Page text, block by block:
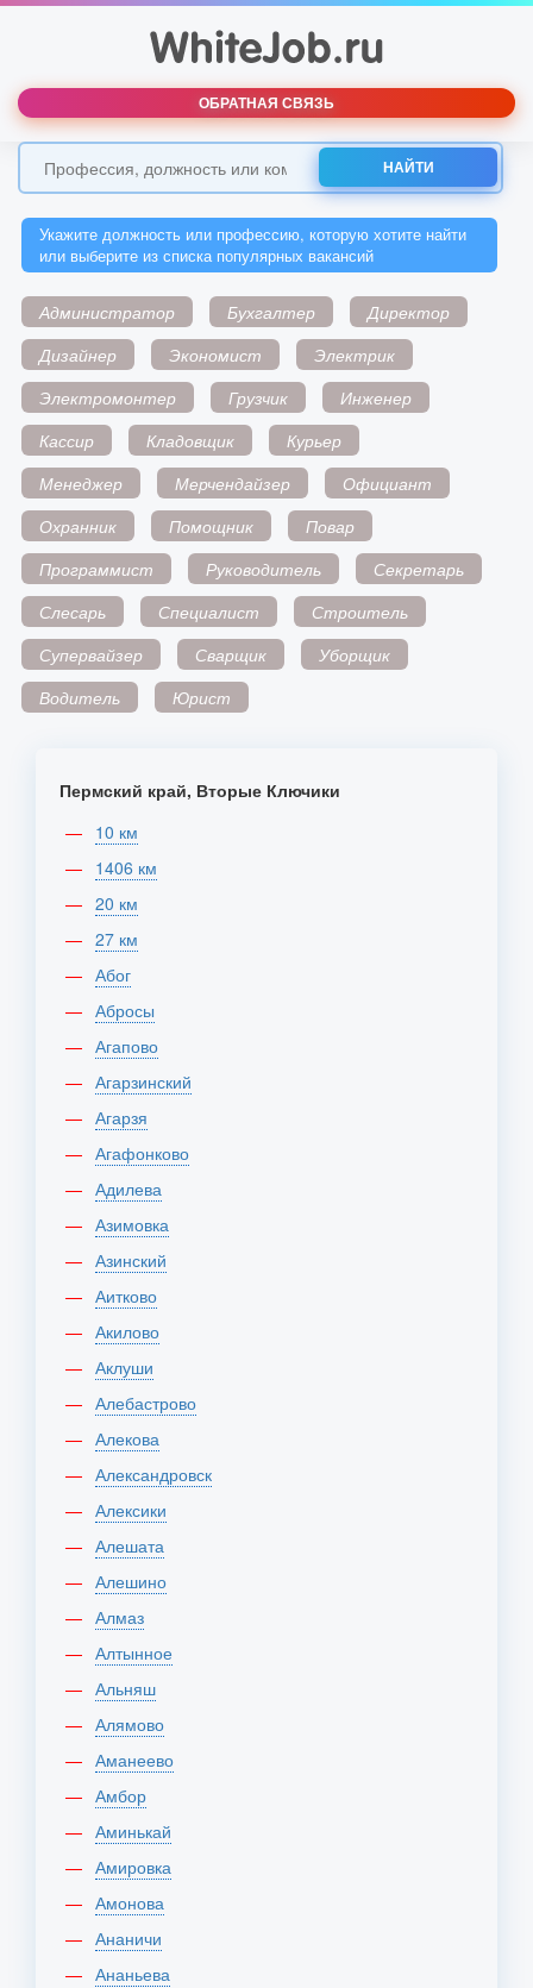
ОБРАТНАЯ СВЯЗЬ
НАЙТИ
Укажите должность или профессию, которую хотите найти
или выберите из списка популярных вакансий
Администратор Бухгалтер
Директор
Дизайнер
Экономист
Электрик
Электромонтер
Грузчик
Инженер
Кассир
Кладовщик
Курьер
Менеджер
Мерчендайзер
Официант
Охранник
Помощник
Повар
Программист
Руководитель
Секретарь
Слесарь
Специалист
Строитель
Супервайзер
Сварщик
Уборщик
Водитель
Юрист
Пермский край, Вторые Ключики
10 км
1406 км
20 км
27 км
Абог
Абросы
Агапово
Агарзинский
Агарзя
Агафонково
Адилева
Азимовка
Азинский
Аитково
Акилово
Аклуши
Алебастрово
Алекова
Александровск
Алексики
Алешата
Алешино
Алмаз
Алтынное
Альняш
Алямово
Аманеево
Амбор
Аминькай
Амировка
Амонова
Ананичи
Ананьева